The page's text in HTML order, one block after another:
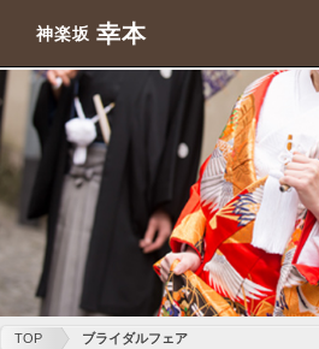
神楽坂 幸本
TOP ブライダルフェア